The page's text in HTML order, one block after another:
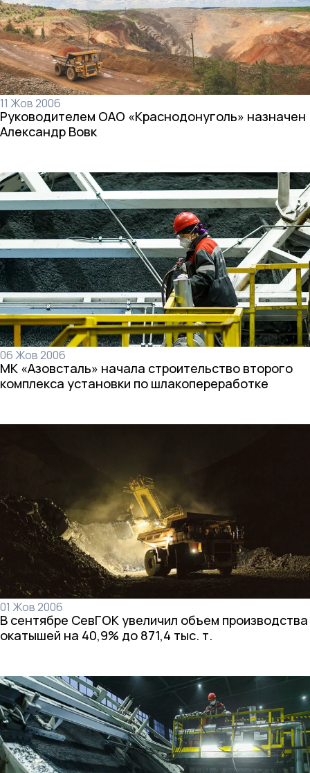
11 Жов 2006
Руководителем ОАО «Краснодонуголь» назначен
Александр Вовк
06 Жов 2006
МК «Азовсталь» начала строительство второго
комплекса установки по шлакопереработке
01 Жов 2006
В сентябре СевГОК увеличил объем производства
окатышей на 40,9% до 871,4 тыс. т.